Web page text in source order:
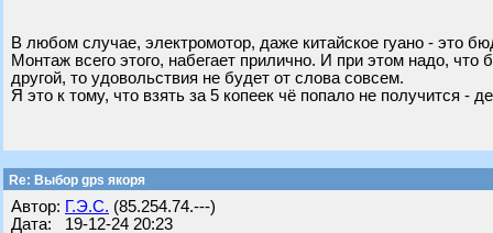
В любом случае, электромотор, даже китайское гуано - это
Монтаж всего этого, набегает прилично. И при этом надо,
другой, то удовольствия не будет от слова совсем.
Я это к тому, что взять за 5 копеек чё попало не получится -
Re: Выбор gps якоря
Автор: Г.Э.С. (85.254.74.---)
Дата: 19-12-24 20:23